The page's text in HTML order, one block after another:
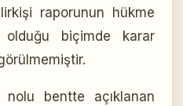
raporunun hükme
olduğu biçimde karar
nolu bentte açıklanan